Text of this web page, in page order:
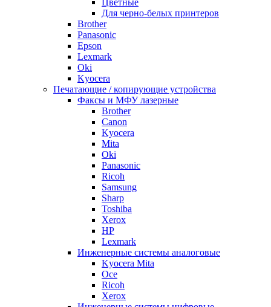
Цветные
Для черно-белых принтеров
Brother
Panasonic
Epson
Lexmark
Oki
Kyocera
Печатающие / копирующие устройства
Факсы и МФУ лазерные
Brother
Canon
Kyocera
Mita
Oki
Panasonic
Ricoh
Samsung
Sharp
Toshiba
Xerox
HP
Lexmark
Инженерные системы аналоговые
Kyocera Mita
Oce
Ricoh
Xerox